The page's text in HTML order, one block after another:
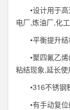
•设计用于高
电厂,炼油厂,化
•平衡提升结
•聚四氟乙烯
粘结现象,延长
•316不锈钢
•有手动复